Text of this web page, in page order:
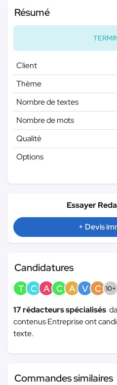
Résumé
Client
Thème
Nombre de textes
Nombre de mots
Qualité
Options
Essayer
+ Devis
Candidatures
T C A C A V C 10+
17 rédacteurs spécialisés
contenus Entreprise ont
texte.
Commandes similaires